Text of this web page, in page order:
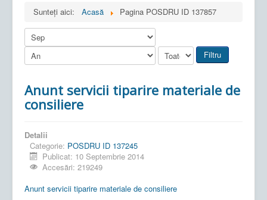
Sunteți aici:
Acasă Pagina POSDRU ID 137857
Filtru
Anunt servicii tiparire materiale de
consiliere
Detalii
Categorie: POSDRU ID 137245
Publicat: 10 Septembrie 2014
Accesări: 219249
Anunt servicii tiparire materiale de consiliere